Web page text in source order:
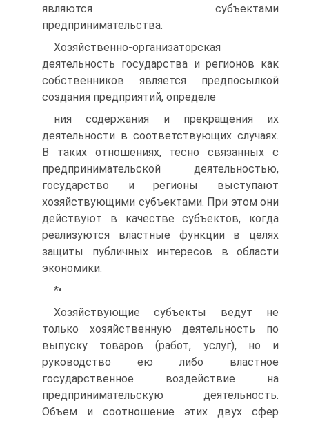
являются субъектами
предпринимательства.
Хозяйственно-организаторская
деятельность государства и регионов как
собственников является предпосылкой
создания предприятий, определе
ния содержания и прекращения их
деятельности в соответствующих случаях.
В таких отношениях, тесно связанных с
предпринимательской деятельностью,
государство и регионы выступают
хозяйствующими субъектами. При этом они
действуют в качестве субъектов, когда
реализуются властные функции в целях
защиты публичных интересов в области
экономики.
*•
Хозяйствующие субъекты ведут не
только хозяйственную деятельность по
выпуску товаров (работ, услуг), но и
руководство ею либо властное
государственное воздействие на
предпринимательскую деятельность.
Объем и соотношение этих двух сфер